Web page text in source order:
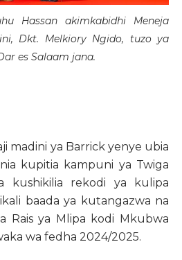
Hassan akimkabidhi Meneja
Dkt. Melkiory Ngido, tuzo ya
es Salaam jana.
madini ya Barrick yenye ubia
kupitia kampuni ya Twiga
kushikilia rekodi ya kulipa
baada ya kutangazwa na
Rais ya Mlipa kodi Mkubwa
wa fedha 2024/2025.